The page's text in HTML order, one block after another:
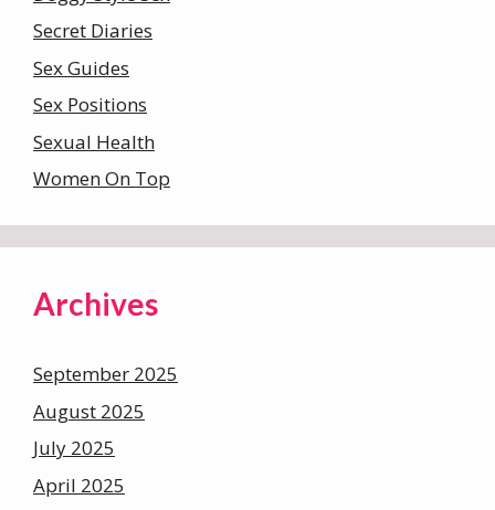
Secret Diaries
Sex Guides
Sex Positions
Sexual Health
Women On Top
Archives
September 2025
August 2025
July 2025
April 2025